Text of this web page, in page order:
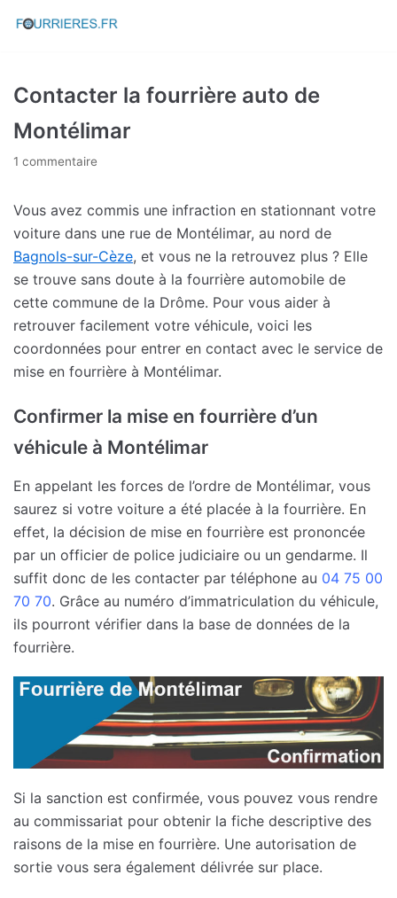
Aller
Contacter la fourrière auto de
Montélimar
1 commentaire
Vous avez commis une infraction en stationnant votre
voiture dans une rue de Montélimar, au nord de
Bagnols-sur-Cèze, et vous ne la retrouvez plus ? Elle
se trouve sans doute à la fourrière automobile de
cette commune de la Drôme. Pour vous aider à
retrouver facilement votre véhicule, voici les
coordonnées pour entrer en contact avec le service de
mise en fourrière à Montélimar.
Confirmer la mise en fourrière d’un
véhicule à Montélimar
En appelant les forces de l’ordre de Montélimar, vous
saurez si votre voiture a été placée à la fourrière. En
effet, la décision de mise en fourrière est prononcée
par un officier de police judiciaire ou un gendarme. Il
suffit donc de les contacter par téléphone au 04 75 00
70 70. Grâce au numéro d’immatriculation du véhicule,
ils pourront vérifier dans la base de données de la
fourrière.
Si la sanction est confirmée, vous pouvez vous rendre
au commissariat pour obtenir la fiche descriptive des
raisons de la mise en fourrière. Une autorisation de
sortie vous sera également délivrée sur place.